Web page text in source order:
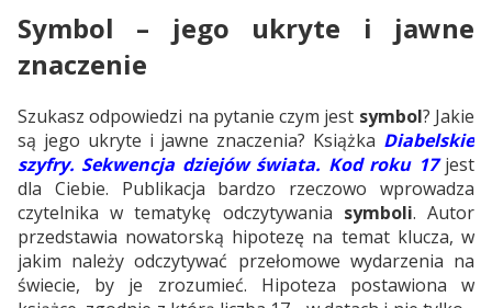
Symbol – jego ukryte i jawne
znaczenie
Szukasz odpowiedzi na pytanie czym jest symbol? Jakie
są jego ukryte i jawne znaczenia? Książka Diabelskie
szyfry. Sekwencja dziejów świata. Kod roku 17jest
dla Ciebie. Publikacja bardzo rzeczowo wprowadza
czytelnika w tematykę odczytywania symboli. Autor
przedstawia nowatorską hipotezę na temat klucza, w
jakim należy odczytywać przełomowe wydarzenia na
świecie, by je zrozumieć. Hipoteza postawiona w